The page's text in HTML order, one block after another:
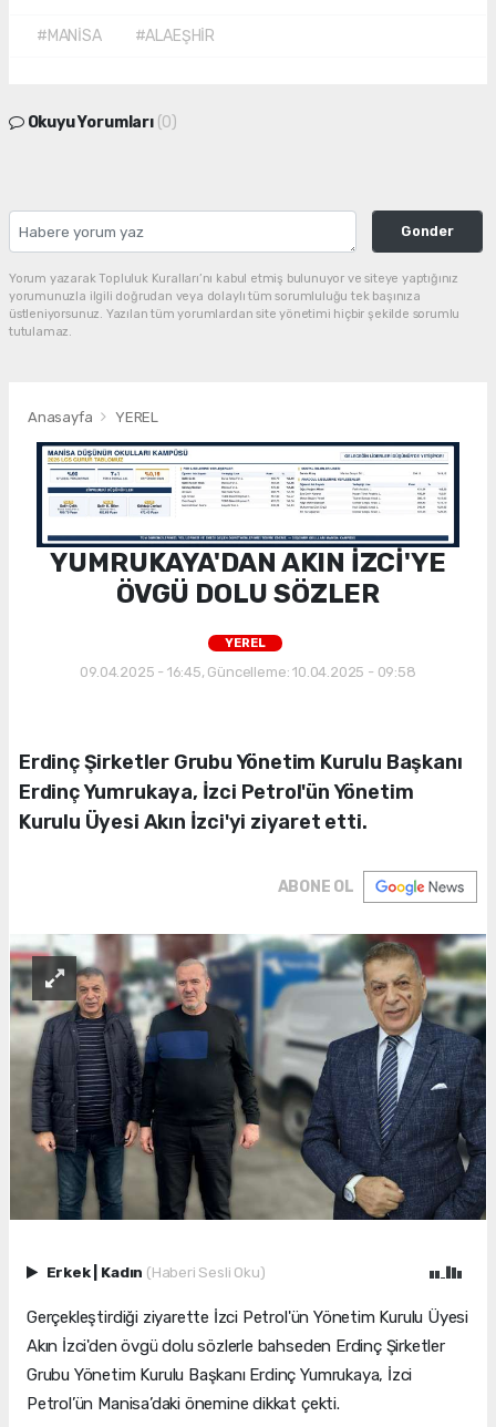
#MANİSA #ALAEŞHİR
Okuyu Yorumları (0)
Gonder
Yorum yazarak Topluluk Kuralları’nı kabul etmiş bulunuyor ve siteye yaptığınız
yorumunuzla ilgili doğrudan veya dolaylı tüm sorumluluğu tek başınıza
üstleniyorsunuz. Yazılan tüm yorumlardan site yönetimi hiçbir şekilde sorumlu
tutulamaz.
Anasayfa YEREL
YUMRUKAYA'DAN AKIN İZCİ'YE
ÖVGÜ DOLU SÖZLER
YEREL
09.04.2025 - 16:45, Güncelleme: 10.04.2025 - 09:58
Erdinç Şirketler Grubu Yönetim Kurulu Başkanı
Erdinç Yumrukaya, İzci Petrol'ün Yönetim
Kurulu Üyesi Akın İzci'yi ziyaret etti.
ABONE OL
Erkek Kadın (Haberi Sesli Oku)
Gerçekleştirdiği ziyarette İzci Petrol'ün Yönetim Kurulu Üyesi
Akın İzci'den övgü dolu sözlerle bahseden Erdinç Şirketler
Grubu Yönetim Kurulu Başkanı Erdinç Yumrukaya, İzci
Petrol’ün Manisa’daki önemine dikkat çekti.